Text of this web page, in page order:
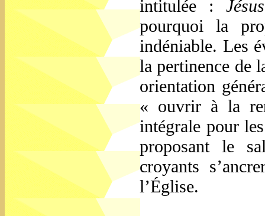
intitulée :
pourquoi la
indéniable. Les
la pertinence de
orientation
« ouvrir à la
intégrale pour
proposant le
croyants
l’Église.